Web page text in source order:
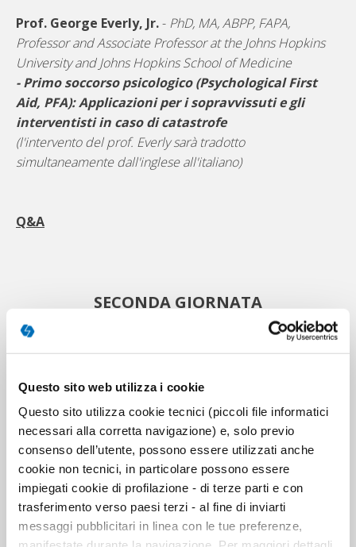
Questo sito web utilizza i cookie
Questo sito utilizza cookie tecnici (piccoli file informatici
necessari alla corretta navigazione) e, solo previo
consenso dell’utente, possono essere utilizzati anche
cookie non tecnici, in particolare possono essere
impiegati cookie di profilazione - di terze parti e con
trasferimento verso paesi terzi - al fine di inviarti
messaggi pubblicitari in linea con le tue preferenze,
Prof. George Everly, Jr.- PhD, MA, ABPP, FAPA,
Professor and Associate Professor at the Johns Hopkins
University and Johns Hopkins School of Medicine
- Primo soccorso psicologico (Psychological First
Aid, PFA): Applicazioni per i sopravvissuti e gli
interventisti in caso di catastrofe
(l'intervento del prof. Everly sarà tradotto
simultaneamente dall'inglese all'italiano)
Q&A
SECONDA GIORNATA
sociosanitaria delle urgenze e
tutela del benessere psicologico
Terzo modulo
Chairman:
Dr. Daniele Barbacovi -
SIPEU, Presidente Psicologi per i